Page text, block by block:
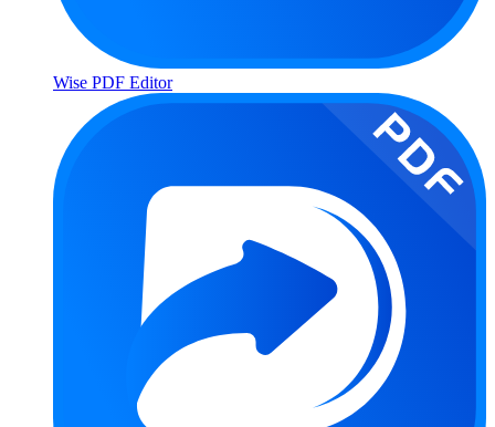
Wise PDF Editor